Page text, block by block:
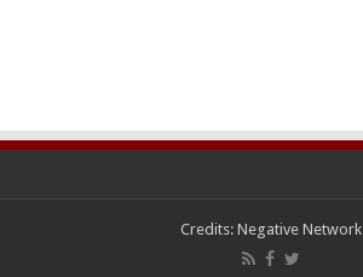
Credits: Negative Network